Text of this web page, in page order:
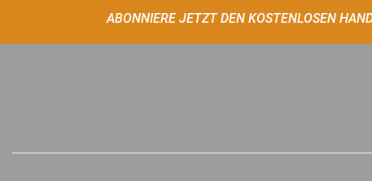
ABONNIERE JETZT DEN KOSTENLOSEN